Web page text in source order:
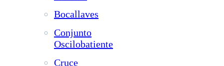
Bocallaves
Conjunto
Oscilobatiente
Cruce